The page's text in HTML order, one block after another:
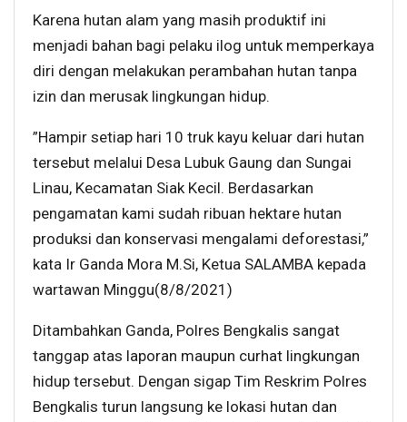
Karena hutan alam yang masih produktif ini
menjadi bahan bagi pelaku ilog untuk memperkaya
diri dengan melakukan perambahan hutan tanpa
izin dan merusak lingkungan hidup.
”Hampir setiap hari 10 truk kayu keluar dari hutan
tersebut melalui Desa Lubuk Gaung dan Sungai
Linau, Kecamatan Siak Kecil. Berdasarkan
pengamatan kami sudah ribuan hektare hutan
produksi dan konservasi mengalami deforestasi,”
kata Ir Ganda Mora M.Si, Ketua SALAMBA kepada
wartawan Minggu(8/8/2021)
Ditambahkan Ganda, Polres Bengkalis sangat
tanggap atas laporan maupun curhat lingkungan
hidup tersebut. Dengan sigap Tim Reskrim Polres
Bengkalis turun langsung ke lokasi hutan dan